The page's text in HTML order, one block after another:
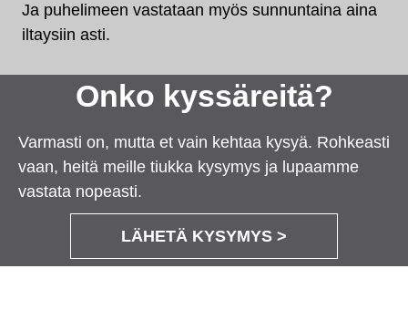
Ja puhelimeen vastataan myös sunnuntaina aina
iltaysiin asti.
Onko kyssäreitä?
Varmasti on, mutta et vain kehtaa kysyä. Rohkeasti
vaan, heitä meille tiukka kysymys ja lupaamme
vastata nopeasti.
LÄHETÄ KYSYMYS >